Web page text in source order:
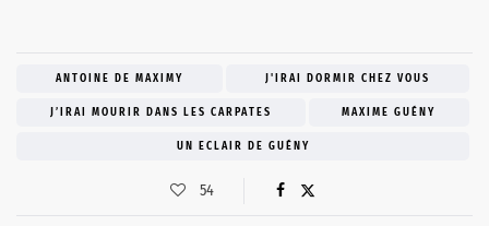
ANTOINE DE MAXIMY J'IRAI DORMIR CHEZ VOUS
J’IRAI MOURIR DANS LES CARPATES MAXIME GUÉNY
UN ECLAIR DE GUÉNY
54